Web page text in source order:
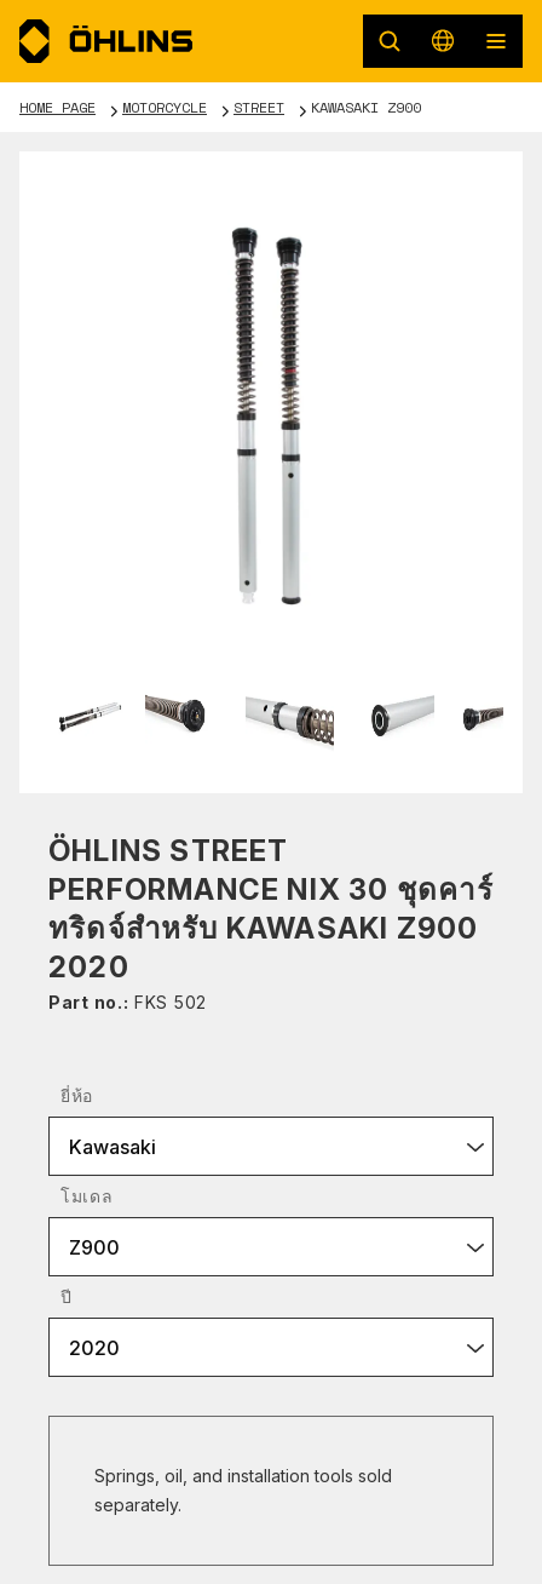
HOME PAGE MOTORCYCLE STREET KAWASAKI Z900
ÖHLINS STREET
PERFORMANCE NIX 30 ชุดคาร์
ทริดจ์สำหรับ KAWASAKI Z900
2020
Part no.: FKS 502
ยี่ห้อ
Kawasaki
โมเดล
Z900
ปี
2020
Springs, oil, and installation tools sold
separately.